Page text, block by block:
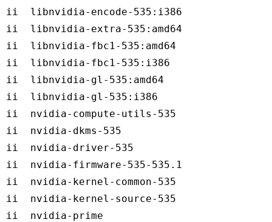
ii  libnvidia-encode-535:i386
ii  libnvidia-extra-535:amd64
ii  libnvidia-fbc1-535:amd64
ii  libnvidia-fbc1-535:i386
ii  libnvidia-gl-535:amd64
ii  libnvidia-gl-535:i386
ii  nvidia-compute-utils-535
ii  nvidia-dkms-535
ii  nvidia-driver-535
ii  nvidia-firmware-535-535.129.03
ii  nvidia-kernel-common-535
ii  nvidia-kernel-source-535
ii  nvidia-prime